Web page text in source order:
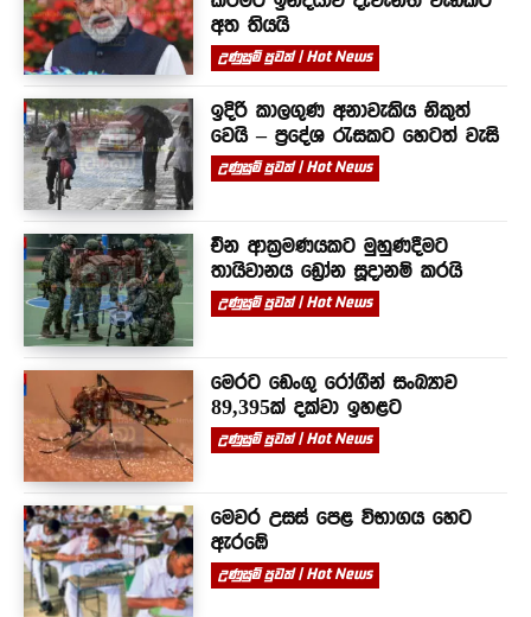
අත තියයි
උණුසුම් පුවත් | Hot News
ඉදිරි කාලගුණ අනාවැකිය නිකුත්
වෙයි – ප්‍රදේශ රැසකට හෙටත් වැසි
උණුසුම් පුවත් | Hot News
චීන ආක්‍රමණයකට මුහුණදීමට
තායිවානය ඩ්‍රෝන සූදානම් කරයි
උණුසුම් පුවත් | Hot News
මෙරට ඩෙංගු රෝගීන් සංඛ්‍යාව
89,395ක් දක්වා ඉහළට
උණුසුම් පුවත් | Hot News
මෙවර උසස් පෙළ විභාගය හෙට
ඇරඹේ
උණුසුම් පුවත් | Hot News